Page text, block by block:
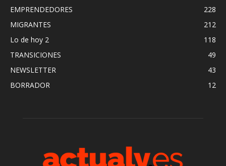
EMPRENDEDORES
228
MIGRANTES
212
Lo de hoy 2
118
TRANSICIONES
49
NEWSLETTER
43
BORRADOR
12